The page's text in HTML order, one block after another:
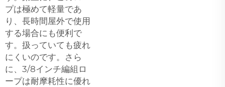
プは極めて軽量であ
り、長時間屋外で使用
する場合にも便利で
す。扱っていても疲れ
にくいのです。さら
に、3/8インチ編組ロ
ープは耐摩耗性に優れ